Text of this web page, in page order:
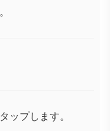
ップします。